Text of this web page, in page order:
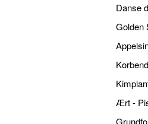
Danse
Golden
Ært -